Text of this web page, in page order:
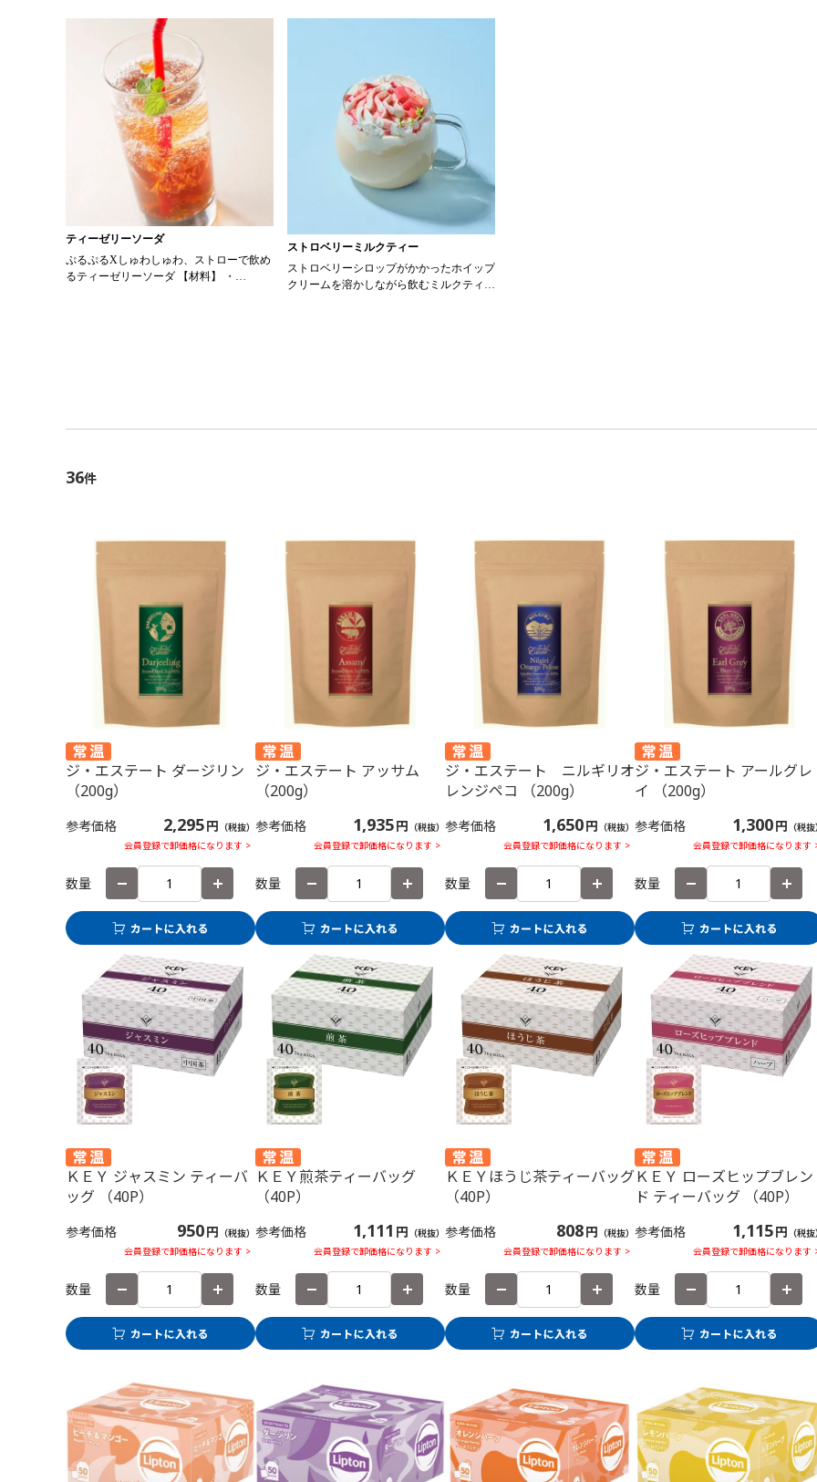
ティーゼリーソーダ
ぷるぷるXしゅわしゅわ、ストローで飲め
るティーゼリーソーダ 【材料】 ・
4.3に炭酸水90mlを注ぎ、適宜レモン、ミ
ストロベリーミルクティー
ストロベリーシロップがかかったホイップ
クリームを溶かしながら飲むミルクティ
凍ストロベリー 3g （0000357424 ハー
36件
ジ・エステート ダージリン
（200g）
参考価格 2,295円 （税抜）
会員登録で卸価格になります >
数量
ジ・エステート アッサム
（200g）
参考価格 1,935円 （税抜）
会員登録で卸価格になります >
数量
ジ・エステート ニルギリオ
レンジペコ （200g）
参考価格 1,650円 （税抜）
会員登録で卸価格になります >
数量
ジ・エステート アールグレ
イ （200g）
参考価格 1,300円 （税抜
会員登録で卸価格になります
数量
ＫＥＹ ジャスミン ティーバ
ッグ （40P）
参考価格 950円 （税抜）
会員登録で卸価格になります >
数量
ＫＥＹ煎茶ティーバッグ
（40P）
参考価格 1,111 円 （税抜）
会員登録で卸価格になります >
数量
ＫＥＹほうじ茶ティーバッグ
（40P）
参考価格 808円 （税抜）
会員登録で卸価格になります >
数量
ＫＥＹ ローズヒップブレン
ド ティーバッグ （40P）
参考価格 1,115円 （税抜
会員登録で卸価格になります
数量